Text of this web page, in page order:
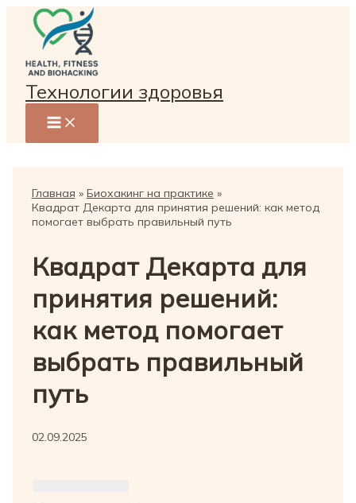
Перейти
содержимому
Технологии здоровья
Главная
Биохакинг на практике
Квадрат Декарта для принятия решений: как метод
помогает выбрать правильный путь
Квадрат Декарта для
принятия решений:
как метод помогает
выбрать правильный
путь
02.09.2025